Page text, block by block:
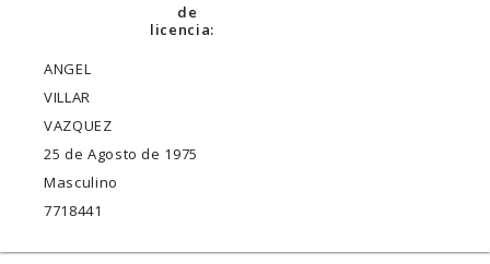
de
licencia:
ANGEL
VILLAR
VAZQUEZ
25 de Agosto de 1975
Masculino
7718441